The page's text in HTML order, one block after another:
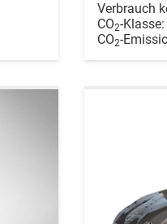
Verbrauch
CO2-Klasse:
CO2-